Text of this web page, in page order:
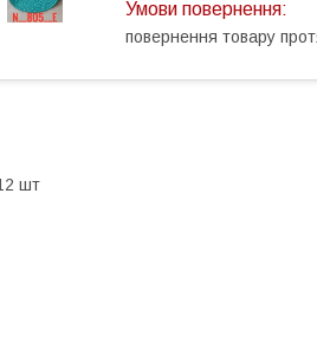
повернення товару
шт